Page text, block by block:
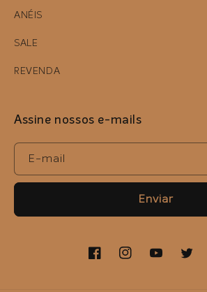
ANÉIS
SALE
REVENDA
Assine nossos e-mails
E-mail
Enviar
FacebookInstagramYouTubeTwitter